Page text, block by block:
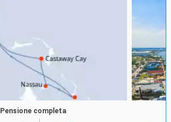
Pensione completa